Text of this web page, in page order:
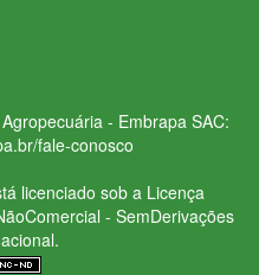
- Embrapa SAC:
fale-conosco
licenciado sob a Licença
- SemDerivações